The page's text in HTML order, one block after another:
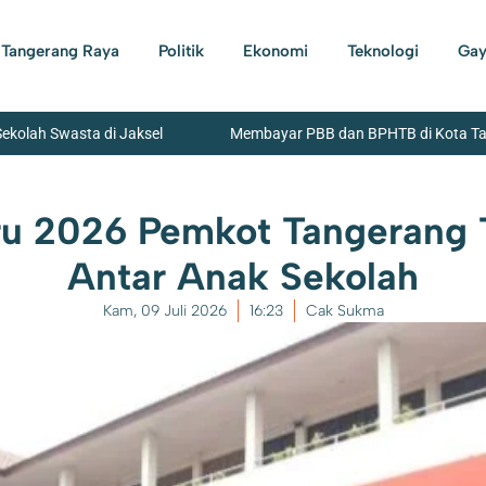
Tangerang Raya Politik Ekonomi Teknologi
Swasta di Jaksel Membayar PBB dan BPHTB di Kota
Sepeda Motor Beserta Penadahnya Dibekuk Polisi di Karawaci
2026 Pemkot Tangerang
Antar Anak Sekolah
Kam, 09 Juli 2026 16:23 Cak Sukma